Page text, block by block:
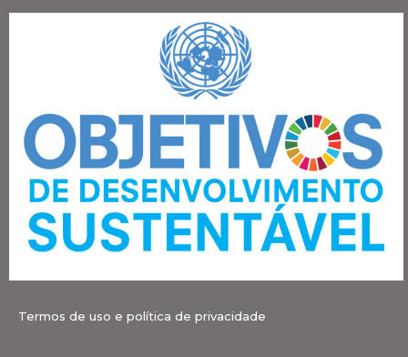
Termos de uso e política de privacidade